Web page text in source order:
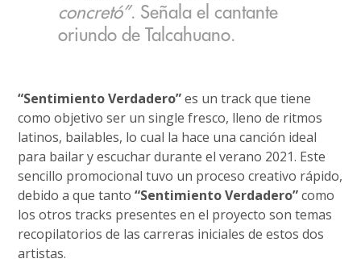
concretó”. Señala el cantante
oriundo de Talcahuano.
“Sentimiento Verdadero”es un track que tiene
como objetivo ser un single fresco, lleno de ritmos
latinos, bailables, lo cual la hace una canción ideal
para bailar y escuchar durante el verano 2021. Este
sencillo promocional tuvo un proceso creativo rápido,
debido a que tanto“Sentimiento Verdadero”como
los otros tracks presentes en el proyecto son temas
recopilatorios de las carreras iniciales de estos dos
artistas.